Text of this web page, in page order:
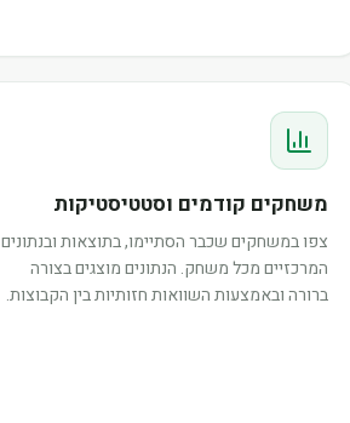
משחקים קודמים וסטטיסטיקות
צפו במשחקים שכבר הסתיימו, בתוצאות ובנתונים
המרכזיים מכל משחק. הנתונים מוצגים בצורה
ברורה ובאמצעות השוואות חזותיות בין הקבוצות.